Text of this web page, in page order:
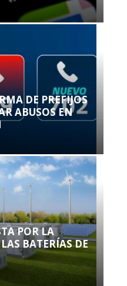
DE PREFIJOS
ABUSOS EN
POR LA
BATERÍAS DE